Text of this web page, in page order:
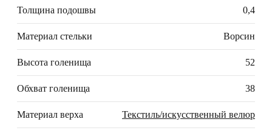
Толщина подошвы 0,4
Материал стельки Ворсин
Высота голенища 52
Обхват голенища 38
Материал верха Текстиль/искусственный велюр